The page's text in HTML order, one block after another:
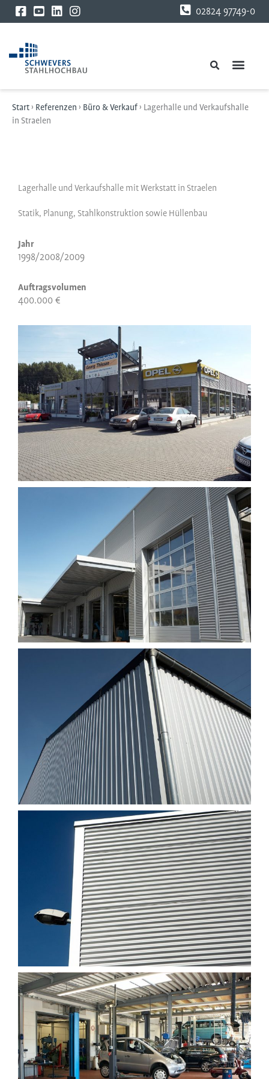
Zum
Inhalt
02824 97749-0
Start› Referenzen › Büro & Verkauf› Lagerhalle und Verkaufshalle
in Straelen
Lagerhalle und Verkaufshalle mit Werkstatt in Straelen
Statik, Planung, Stahlkonstruktion sowie Hüllenbau
Jahr
1998/2008/2009
Auftragsvolumen
400.000 €